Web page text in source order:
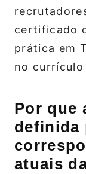
certificado
prática em
no
Por que
definida
atuais